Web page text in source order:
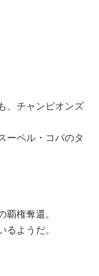
、チャンピオンズ
ーペル・コパのタ
権奪還。
ようだ。